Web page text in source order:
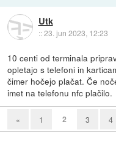
Utk
::23. jun 2023, 12:23
10 centi od terminala
opletajo s telefoni in
čimer hočejo plačat. Če
imet na telefonu nfc plačilo.
« 1 2 3 4